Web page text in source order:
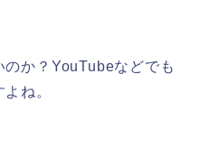
か？YouTubeなどでも
ね。